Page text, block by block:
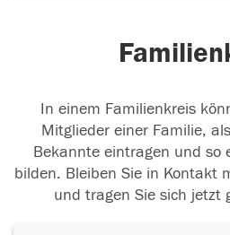
In einem Familienkreis
Mitglieder einer Familie,
Bekannte eintragen und so
bilden. Bleiben Sie in Kontakt
und tragen Sie sich jetzt